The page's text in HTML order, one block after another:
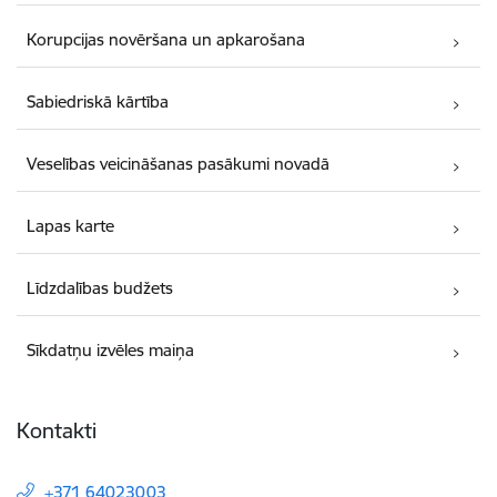
Korupcijas novēršana un apkarošana
Sabiedriskā kārtība
Veselības veicināšanas pasākumi novadā
Lapas karte
Līdzdalības budžets
Sīkdatņu izvēles maiņa
Kontakti
+371 64023003